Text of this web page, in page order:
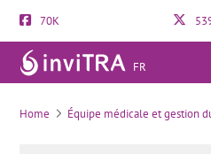
70K
FR
Home Équipe médicale et gestion